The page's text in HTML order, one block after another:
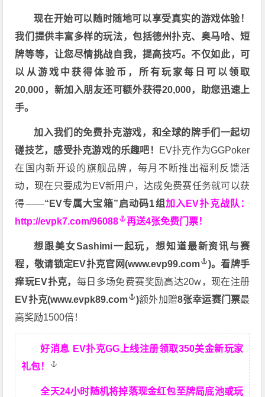
现在开始可以随时随地可以享受真实的游戏体验！
我们提供丰富多样的玩法，包括德州扑克、奥马哈、短
牌等等，让您尽情挑战自我，提高技巧。不仅如此， 可
以从游戏中获得体验币，所有玩家每日可以领取
20,000，新加入朋友还可额外获得20,000，助您迅速上
手。
加入我们的免费扑克游戏，和全球的牌手们一起切
磋技艺，感受扑克游戏的乐趣吧！
EV扑克作为GGPoker
在国内新开设的旗舰品牌，每月不断推出福利反馈活
动，现在只要成为EV新用户，达成免费赛任务就可以获
得——“EV专属大宝箱”启动码1组 加入EV扑克战队：
http://evpk7.com/96088
再送4张免费门票！
想跟美女Sashimi一起玩，想知道最新资讯与赛
程，敬请锁定EV扑克官网(www.evp99.com )。看牌手
痒玩EV扑克， 每日多场免费赛奖励高达20w，现在注册
EV扑克(www.evpk89.com )额外加赠8张幸运赛门票最
高奖励1500倍！
好消息 EV扑克GG上线注册领取350美金新玩家
礼包！
全天24小时随机将掉落现金红包至牌局底池或玩